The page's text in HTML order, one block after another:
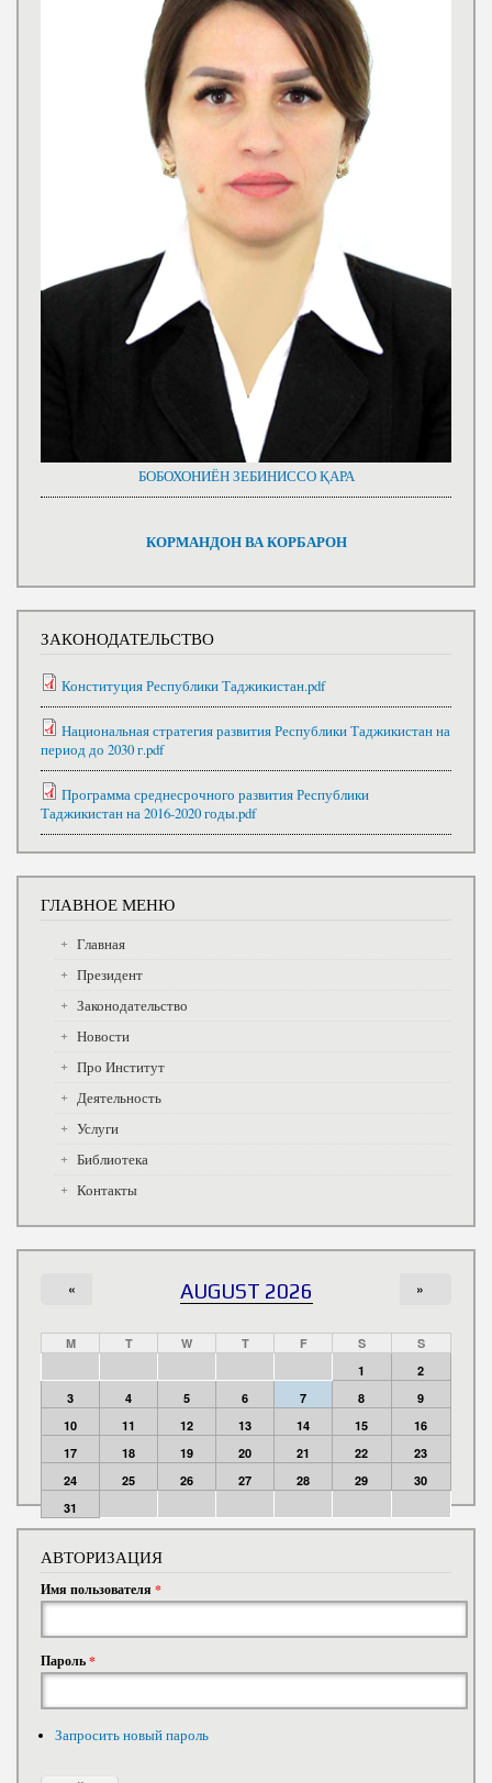
БОБОХОНИЁН ЗЕБИНИССО ҚАРА
КОРМАНДОН ВА КОРБАРОН
ЗАКОНОДАТЕЛЬСТВО
Конституция Республики Таджикистан.pdf
Национальная стратегия развития Республики Таджикистан на
период до 2030 г.pdf
Программа среднесрочного развития Республики
Таджикистан на 2016-2020 годы.pdf
ГЛАВНОЕ МЕНЮ
Главная
Президент
Законодательство
Новости
Про Институт
Деятельность
Услуги
Библиотека
Контакты
AUGUST 2026
« »
M T W T F S
S
1
2
3
4 5 6 7 8
9
10
11 12 13 14 15
16
17
18 19 20 21 22
23
24
25 26 27 28 29
30
31
АВТОРИЗАЦИЯ
Имя пользователя *
Пароль*
Запросить новый пароль